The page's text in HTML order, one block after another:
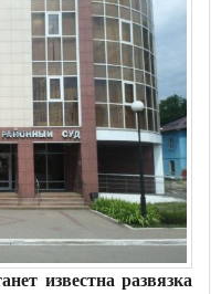
известна развязка